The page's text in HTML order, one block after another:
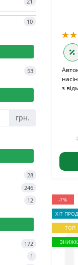
10
53
грн.
28
246
12
172
1
з
-7%
ХІТ
ТОП